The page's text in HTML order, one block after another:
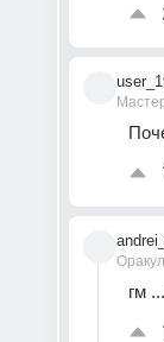
1
Оракул
гм
1